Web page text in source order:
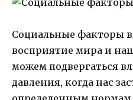
Социальные факторы
восприятие мира и
можем подвергаться
давления, когда нас